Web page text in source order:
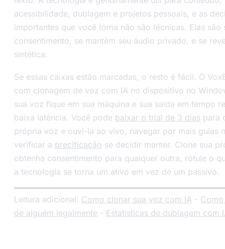
acessibilidade, dublagem e projetos pessoais, e as
importantes que você toma não são técnicas. Elas são
consentimento, se mantém seu áudio privado, e se
sintética.
Se essas caixas estão marcadas, o resto é fácil. O
com clonagem de voz com IA no dispositivo no
sua voz fique em sua máquina e sua saída em tempo
baixa latência. Você pode baixar o trial de 3 dias para
própria voz e ouvi-la ao vivo, navegar por mais guias
verificar a precificação se decidir manter. Clone sua
obtenha consentimento para qualquer outra, rotule o
a tecnologia se torna um ativo em vez de um passivo.
Leitura adicional: Como clonar sua voz com IA -
de alguém legalmente - Estatísticas de dublagem com